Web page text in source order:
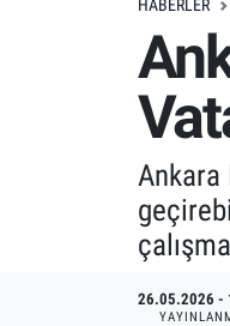
HABERLER
Ankara
26.05.2026 -